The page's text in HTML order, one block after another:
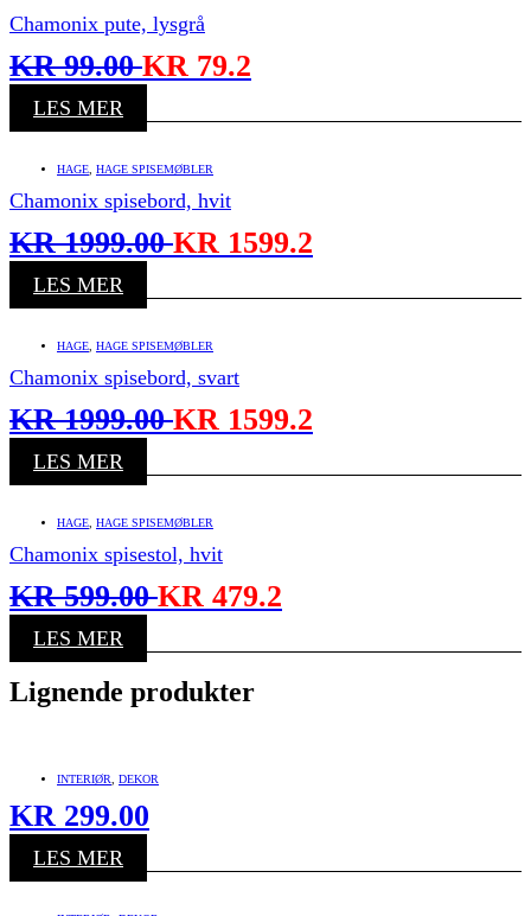
Chamonix pute, lysgrå
KR99.00KR 79.2
LES MER
HAGE HAGE SPISEMØBLER
Chamonix spisebord, hvit
KR1999.00KR 1599.2
LES MER
HAGE HAGE SPISEMØBLER
Chamonix spisebord, svart
KR1999.00KR 1599.2
LES MER
HAGE HAGE SPISEMØBLER
Chamonix spisestol, hvit
KR599.00KR 479.2
LES MER
Lignende produkter
INTERIØR DEKOR
KR 299.00
LES MER